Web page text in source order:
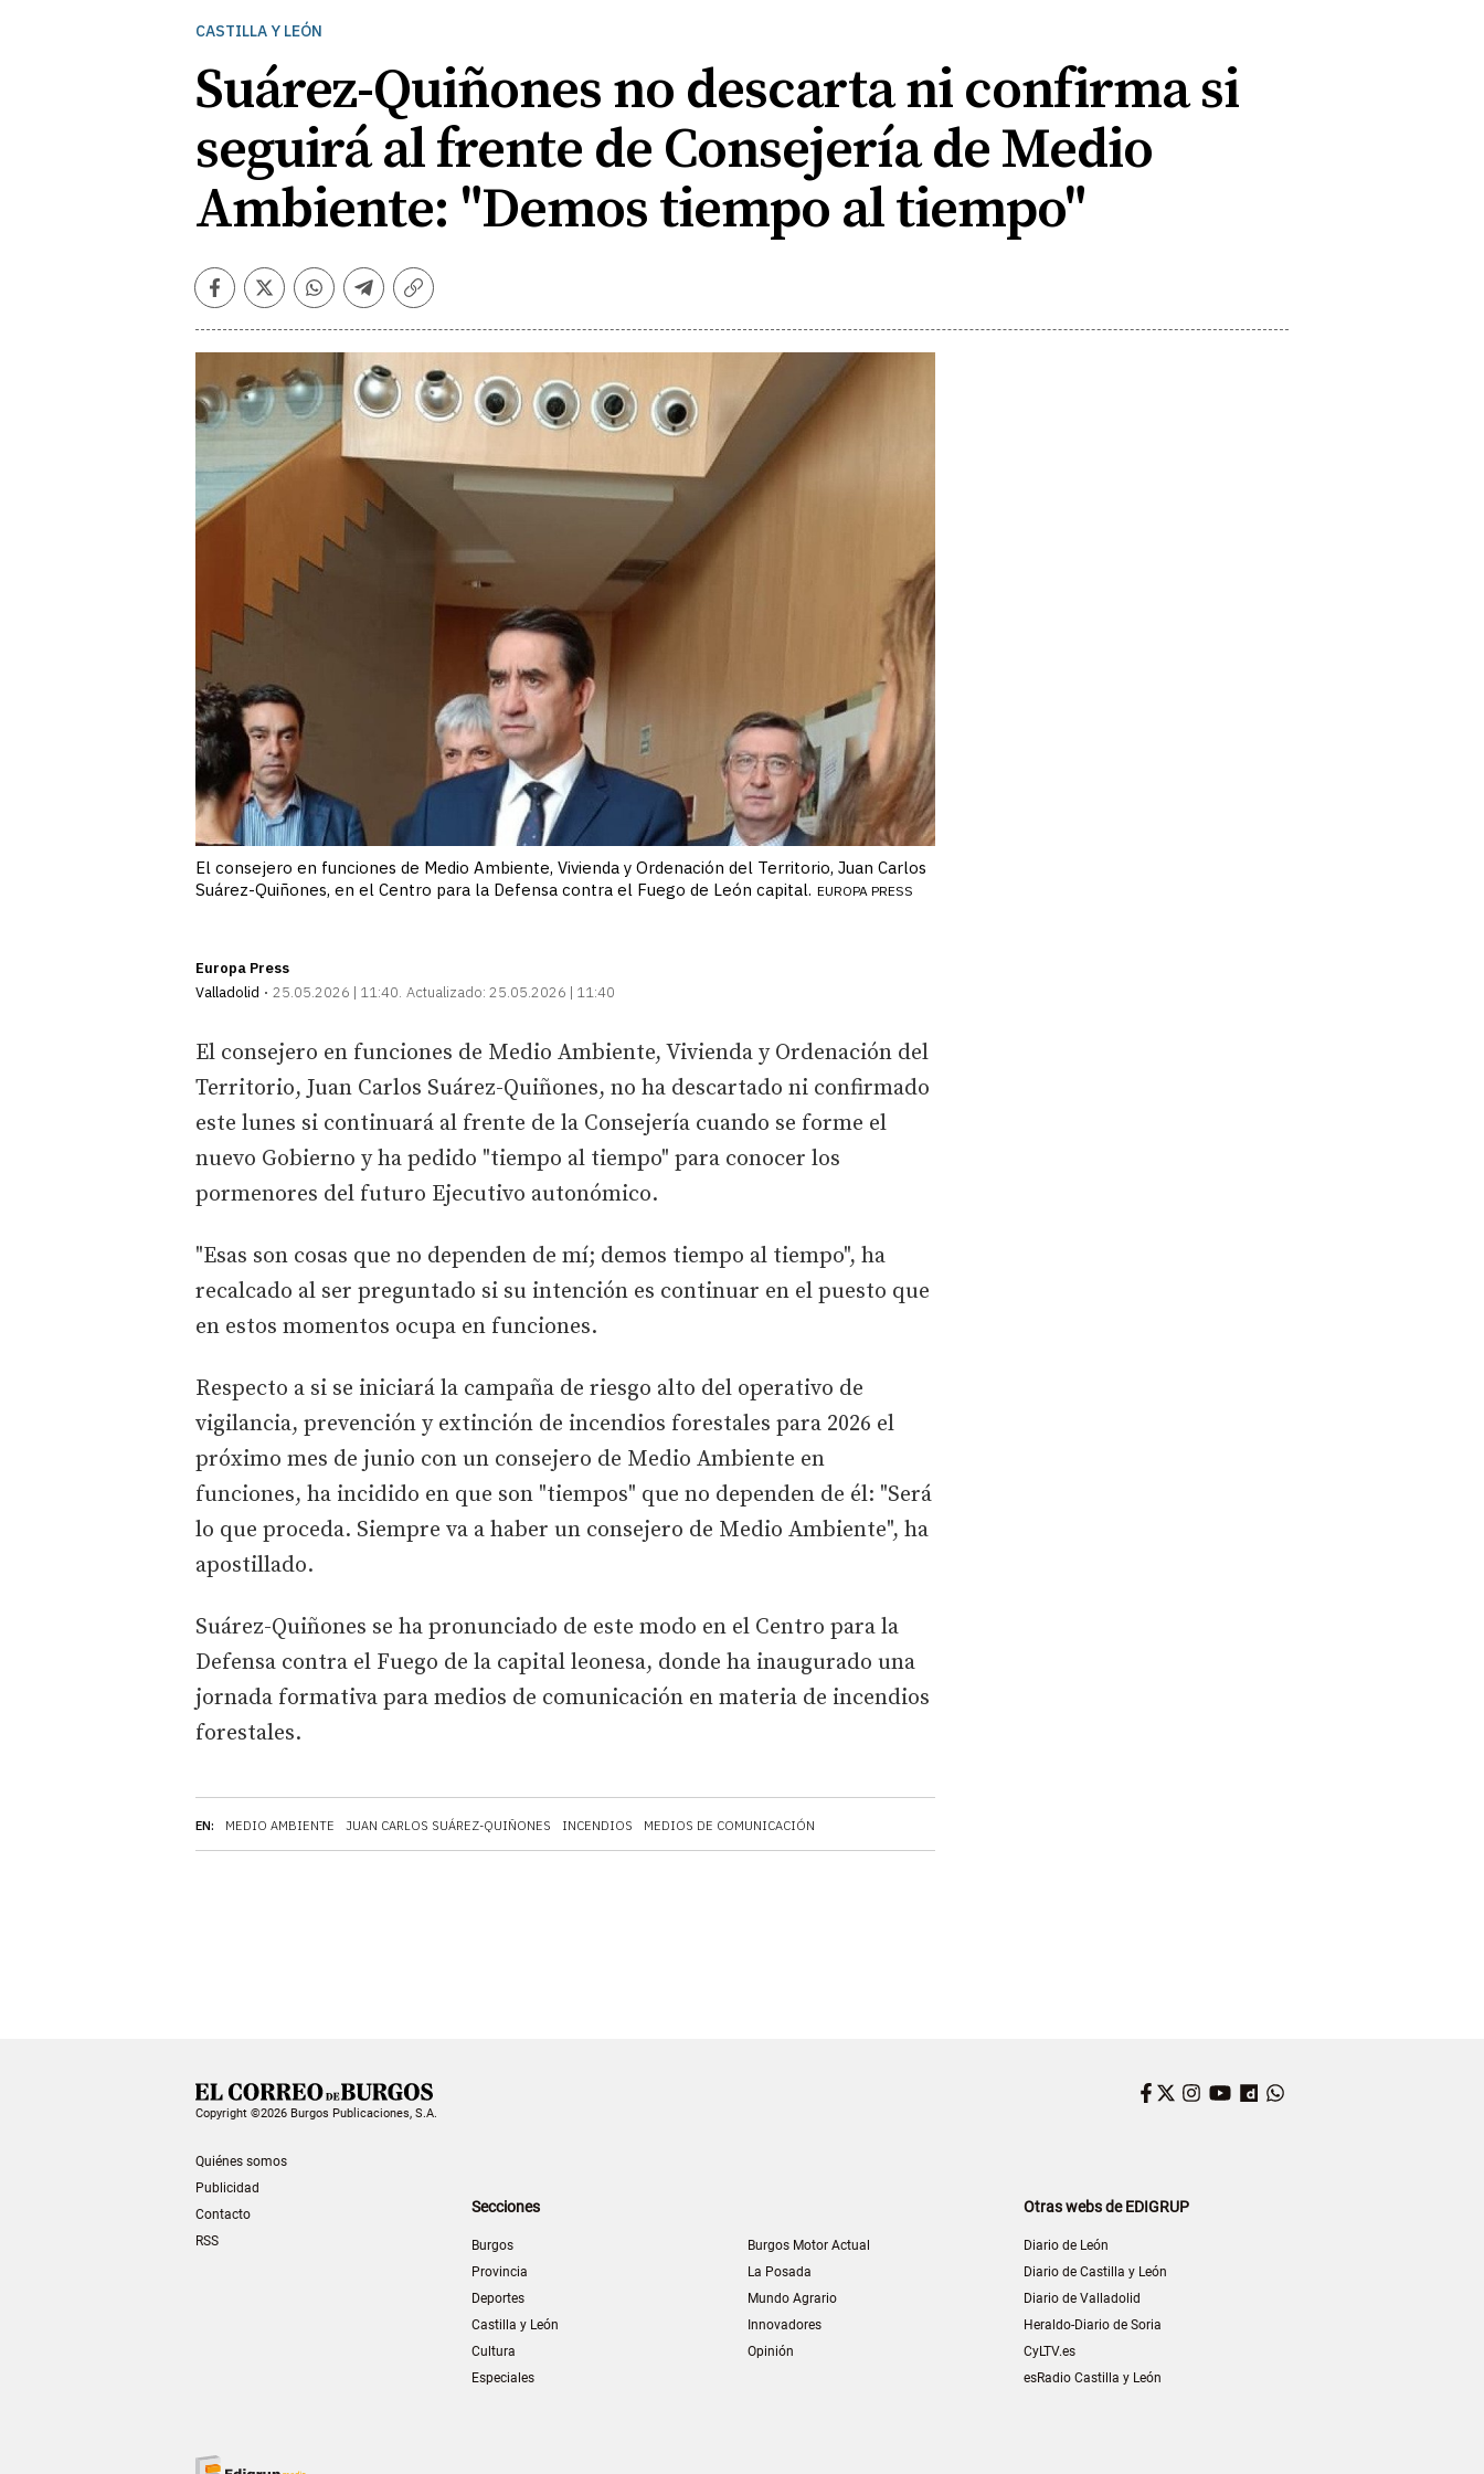
CASTILLA Y LEÓN
Suárez-Quiñones no descarta ni confirma si
seguirá al frente de Consejería de Medio
Ambiente: "Demos tiempo al tiempo"
Facebook
TwitterWhatsapp
Telegram
Copiar
El consejero en funciones de Medio Ambiente, Vivienda y Ordenación del Territorio, Juan Carlos
Suárez-Quiñones, en el Centro para la Defensa contra el Fuego de León capital. EUROPA PRESS
Europa Press
Valladolid
25.05.2026 | 11:40 Actualizado: 25.05.2026 | 11:40
EN: MEDIO AMBIENTE JUAN CARLOS SUÁREZ-QUIÑONES INCENDIOS MEDIOS DE COMUNICACIÓN
El consejero en funciones de Medio Ambiente, Vivienda y Ordenación del
Territorio, Juan Carlos Suárez-Quiñones, no ha descartado ni confirmado
este lunes si continuará al frente de la Consejería cuando se forme el
nuevo Gobierno y ha pedido "tiempo al tiempo" para conocer los
pormenores del futuro Ejecutivo autonómico.
"Esas son cosas que no dependen de mí; demos tiempo al tiempo", ha
recalcado al ser preguntado si su intención es continuar en el puesto que
en estos momentos ocupa en funciones.
Respecto a si se iniciará la campaña de riesgo alto del operativo de
vigilancia, prevención y extinción de incendios forestales para 2026 el
próximo mes de junio con un consejero de Medio Ambiente en
funciones, ha incidido en que son "tiempos" que no dependen de él: "Será
lo que proceda. Siempre va a haber un consejero de Medio Ambiente", ha
apostillado.
Suárez-Quiñones se ha pronunciado de este modo en el Centro para la
Defensa contra el Fuego de la capital leonesa, donde ha inaugurado una
jornada formativa para medios de comunicación en materia de incendios
forestales.
Copyright ©2026 Burgos Publicaciones, S.A.
Quiénes somos
Publicidad
Contacto
RSS
Facebook
Twitter
Instagram
YouTube
Dailymotion
Secciones
Burgos
Provincia
Deportes
Castilla y León
Cultura
Especiales
Burgos Motor Actual
La Posada
Mundo Agrario
Innovadores
Opinión
Otras webs de EDIGRUP
Diario de León
Diario de Castilla y León
Diario de Valladolid
Heraldo-Diario de Soria
CyLTV.es
esRadio Castilla y León